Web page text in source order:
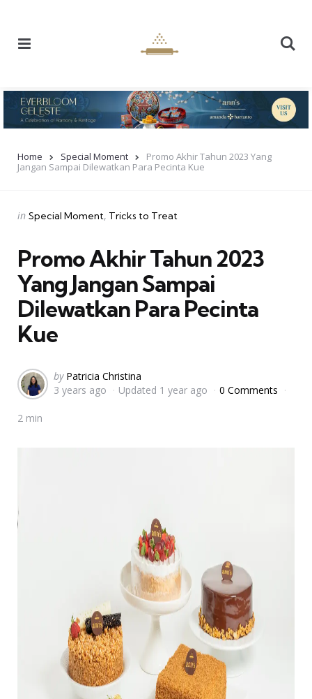
Home Special Moment
Promo Akhir Tahun 2023 Yang
Jangan Sampai Dilewatkan Para Pecinta Kue
Categories
Posted
in Special Moment Tricks to Treat
Promo Akhir Tahun 2023
Yang Jangan Sampai
Dilewatkan Para Pecinta
Kue
Posted
by
by Patricia Christina
3 years ago
Updated 1 year ago 0 Comments
2 min